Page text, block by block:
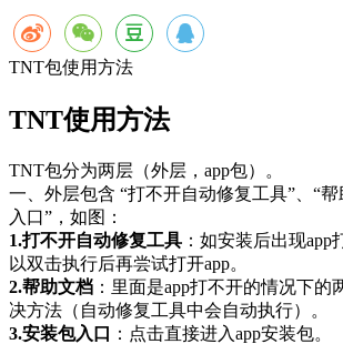
TNT包使用方法
TNT使用方法
TNT包分为两层（外层，app包）。
一、外层包含 “打不开自动修复工具”、“
入口”，如图：
1.打不开自动修复工具 ：如安装后出现
以双击执行后再尝试打开app。
2.帮助文档 ：里面是app打不开的情况下的
决方法（自动修复工具中会自动执行）。
3.安装包入口
：点击直接进入app安装包。